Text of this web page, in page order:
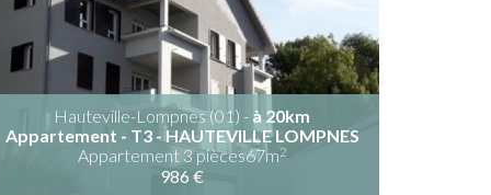
Hauteville-Lompnes (01) - à 20km
Appartement - T3 - HAUTEVILLE LOMPNES
Appartement 3 pièces67m2
986 €